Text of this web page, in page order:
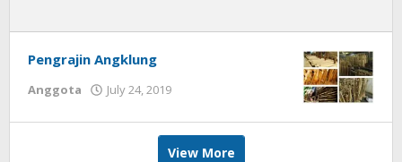
Pengrajin Angklung
Anggota July 24, 2019
View More